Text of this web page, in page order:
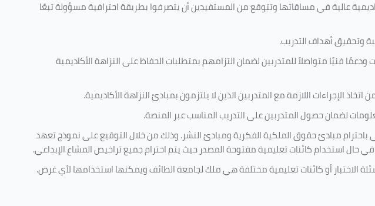
عالية في مساقاتها وتتوقع من المستفيدين أن يتصرفوا بطريقة احترافية مسؤولة تبعًا
وتحقيق أهداف التدريب.
فنيًا متواصلاً للمتدربين لضمان التزامهم بمتطلبات الحفاظ على النزاهة الأكاديمية
الإجراءات اللازمة مع المتدربين الذين لا يلتزمون بمبادئ النزاهة الأكاديمية.
لضمان حصول المتدربين على التدريب المناسب عبر المنصة.
باحترام مبادئ حقوق الملكية الفكرية ومبادئ النشر. وذلك من خلال التوقيع على نموذج تعهد
في حال استخدام كائنات تعليمية مفتوحة المصدر حيث يتم احترام جميع تراخيص المشاع الإبداعي.
الاختبار أو كائنات تعليمية مختلفة هي ملك لجامعة الطائف ويمكنها استخدامها لأي غرض.